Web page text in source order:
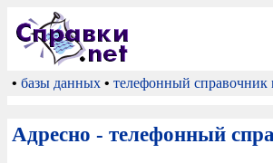
• базы данных • телефонный справочник
Адресно - телефонный